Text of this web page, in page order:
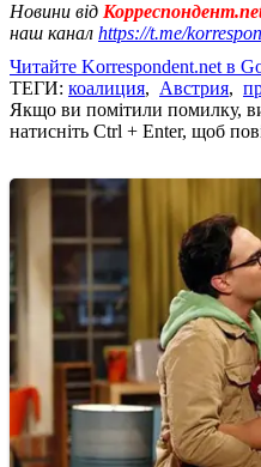
Новини від
наш канал https://t.me/
Читайте Korrespondent.net в
ТЕГИ: коалиция, Австрия,
Якщо ви помітили помилку,
натисніть Ctrl + Enter, щоб